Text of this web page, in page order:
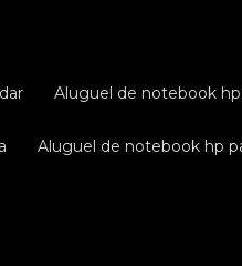
aluguel de notebook
aluguel de notebook hp